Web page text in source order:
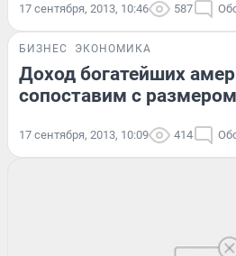
17 сентября, 2013, 10:46 587
БИЗНЕС ЭКОНОМИКА
Доход богатейших
сопоставим с
17 сентября, 2013, 10:09 414